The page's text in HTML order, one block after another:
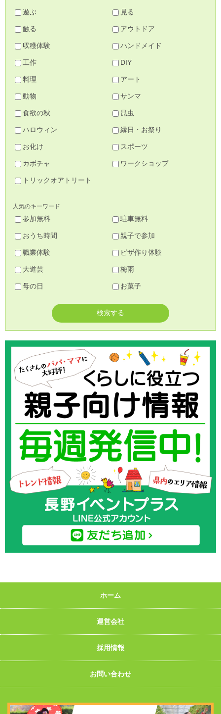
遊ぶ 見る
触る アウトドア
収穫体験 ハンドメイド
工作 DIY
料理 アート
動物 サンマ
食欲の秋 昆虫
ハロウィン 縁日・お祭り
お化け スポーツ
カボチャ ワークショップ
トリックオアトリート
人気のキーワード
参加無料 駐車無料
おうち時間 親子で参加
職業体験 ピザ作り体験
大道芸 梅雨
母の日 お菓子
ホーム
運営会社
採用情報
お問い合わせ